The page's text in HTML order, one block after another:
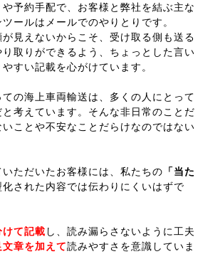
予約手配で、お客様と弊社を結ぶ主な
ールはメールでのやりとりです。
が見えないからこそ、受け取る側も送る
取りができるよう、ちょっとした言い
すい記載を心がけています。
の海上車両輸送は、多くの人にとって
と考えています。そんな非日常のことだ
ことや不安なことだらけなのではない
ただいたお客様には、私たちの 「当た
された内容では伝わりにくいはずで
て記載 し、読み漏らさないように工夫
章を加えて読みやすさを意識していま